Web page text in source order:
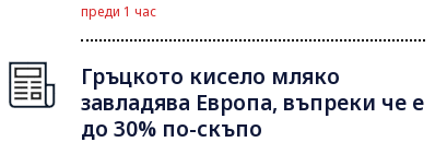
преди 1 час
Гръцкото кисело мляко
завладява Европа, въпреки че е
до 30% по-скъпо